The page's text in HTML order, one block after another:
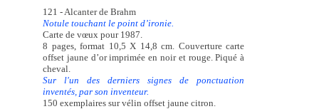
121 - Alcanter de Brahm
Notule touchant le point d’ironie.
Carte de vœux pour 1987.
8 pages, format 10,5 X 14,8 cm. Couverture carte
offset jaune d’or imprimée en noir et rouge. Piqué à
cheval.
Sur l'un des derniers signes de ponctuation
inventés, par son inventeur.
150 exemplaires sur vélin offset jaune citron.